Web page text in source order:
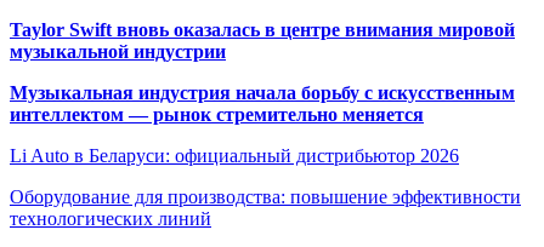
Taylor Swift вновь оказалась в центре внимания мировой
музыкальной индустрии
Музыкальная индустрия начала борьбу с искусственным
интеллектом — рынок стремительно меняется
Li Auto в Беларуси: официальный дистрибьютор 2026
Оборудование для производства: повышение эффективности
технологических линий